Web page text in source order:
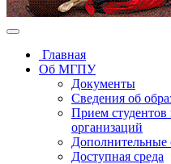
Главная
Об МГПУ
Документы
Сведения об
Прием студентов
организаций
Дополнительные
Доступная среда